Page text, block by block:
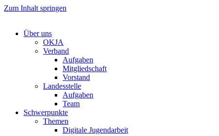
Zum Inhalt springen
Über uns
OKJA
Verband
Aufgaben
Mitgliedschaft
Vorstand
Landesstelle
Aufgaben
Team
Schwerpunkte
Themen
Digitale Jugendarbeit